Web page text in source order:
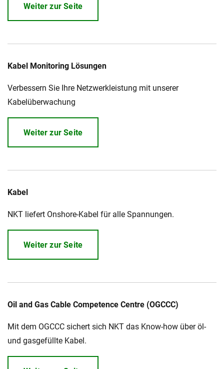
Weiter zur Seite
Kabel Monitoring Lösungen
Verbessern Sie Ihre Netzwerkleistung mit unserer
Kabelüberwachung
Weiter zur Seite
Kabel
NKT liefert Onshore-Kabel für alle Spannungen.
Weiter zur Seite
Oil and Gas Cable Competence Centre (OGCCC)
Mit dem OGCCC sichert sich NKT das Know-how über öl-
und gasgefüllte Kabel.